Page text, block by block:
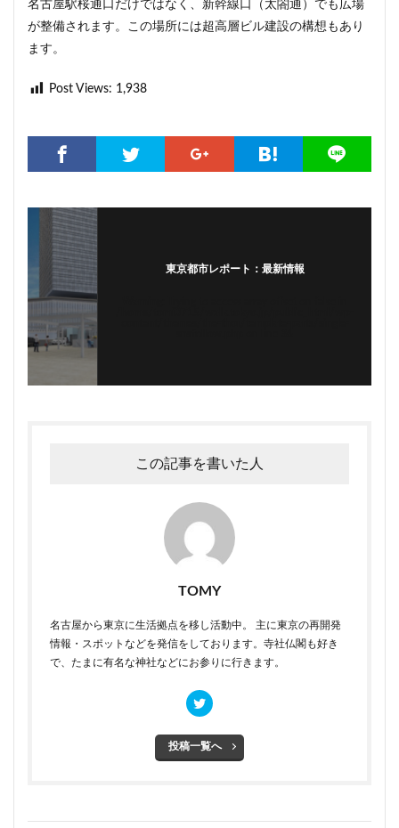
名古屋駅桜通口だけではなく、新幹線口（太閤通）でも広場
が整備されます。この場所には超高層ビル建設の構想もあり
ます。
Post Views: 1,938
東京都市レポート：最新情報
この記事を書いた人
TOMY
名古屋から東京に生活拠点を移し活動中。 主に東京の再開発
情報・スポットなどを発信をしております。寺社仏閣も好き
で、たまに有名な神社などにお参りに行きます。
投稿一覧へ